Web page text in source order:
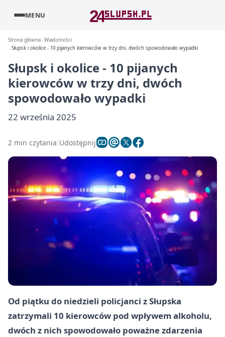
MENU
Strona główna Wiadomości
Słupsk i okolice - 10 pijanych kierowców w trzy dni, dwóch spowodowało wypadki
Słupsk i okolice - 10 pijanych
kierowców w trzy dni, dwóch
spowodowało wypadki
22 września 2025
2 min czytania Udostępnij
Od piątku do niedzieli policjanci z Słupska
zatrzymali 10 kierowców pod wpływem alkoholu,
dwóch z nich spowodowało poważne zdarzenia